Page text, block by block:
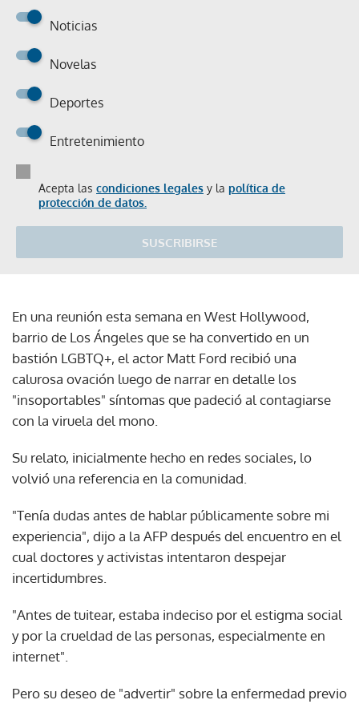
Noticias
Novelas
Deportes
Entretenimiento
Acepta las condiciones legales y la política de
protección de datos.
SUSCRIBIRSE
En una reunión esta semana en West Hollywood,
barrio de Los Ángeles que se ha convertido en un
bastión LGBTQ+, el actor Matt Ford recibió una
calurosa ovación luego de narrar en detalle los
"insoportables" síntomas que padeció al contagiarse
con la viruela del mono.
Su relato, inicialmente hecho en redes sociales, lo
volvió una referencia en la comunidad.
"Tenía dudas antes de hablar públicamente sobre mi
experiencia", dijo a la AFP después del encuentro en el
cual doctores y activistas intentaron despejar
incertidumbres.
"Antes de tuitear, estaba indeciso por el estigma social
y por la crueldad de las personas, especialmente en
internet".
Pero su deseo de "advertir" sobre la enfermedad previo